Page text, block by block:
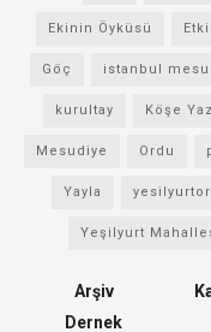
Ekinin Öyküsü
Göç istanbul
kurultay Köşe
Mesudiye Ordu
Yayla
Yeşilyurt
Arşiv
Dernek